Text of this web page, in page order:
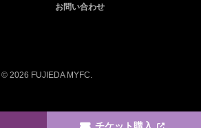
お問い合わせ
© 2026 FUJIEDA MYFC.